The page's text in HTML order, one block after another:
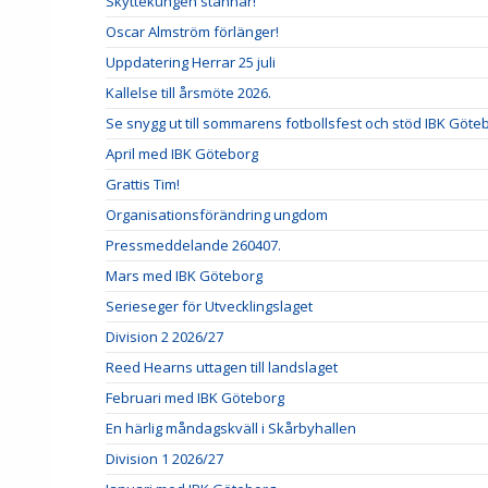
Oscar Almström förlänger!
Uppdatering Herrar 25 juli
Kallelse till årsmöte 2026.
Se snygg ut till sommarens fotbollsfest och stöd IBK
April med IBK Göteborg
Grattis Tim!
Organisationsförändring ungdom
Pressmeddelande 260407.
Mars med IBK Göteborg
Serieseger för Utvecklingslaget
Division 2 2026/27
Reed Hearns uttagen till landslaget
Februari med IBK Göteborg
En härlig måndagskväll i Skårbyhallen
Division 1 2026/27